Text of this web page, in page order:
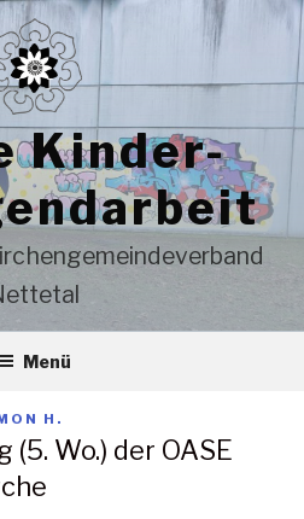
Kinder-
Menü
H.
Wo.) der OASE